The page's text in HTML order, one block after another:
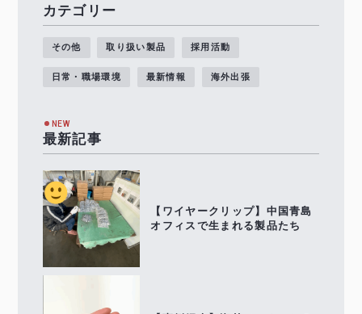
カテゴリー
その他 取り扱い製品 採用活動
日常・職場環境 最新情報 海外出張
NEW
最新記事
【ワイヤークリップ】中国青島
オフィスで生まれる製品たち